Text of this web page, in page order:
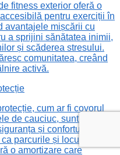
fitness exterior oferă o
pentru exerciții în
avantajele mișcării cu
a sprijini sănătatea inimii,
și scăderea stresului.
comunitatea, creând
activă.
cum ar fi covorul
de cauciuc, sunt vitale
și confortul în
parcurile și locurile de
o amortizare care